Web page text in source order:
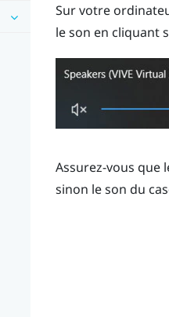
Sur votre
le son en cliquant
Assurez-vous que
sinon le son du